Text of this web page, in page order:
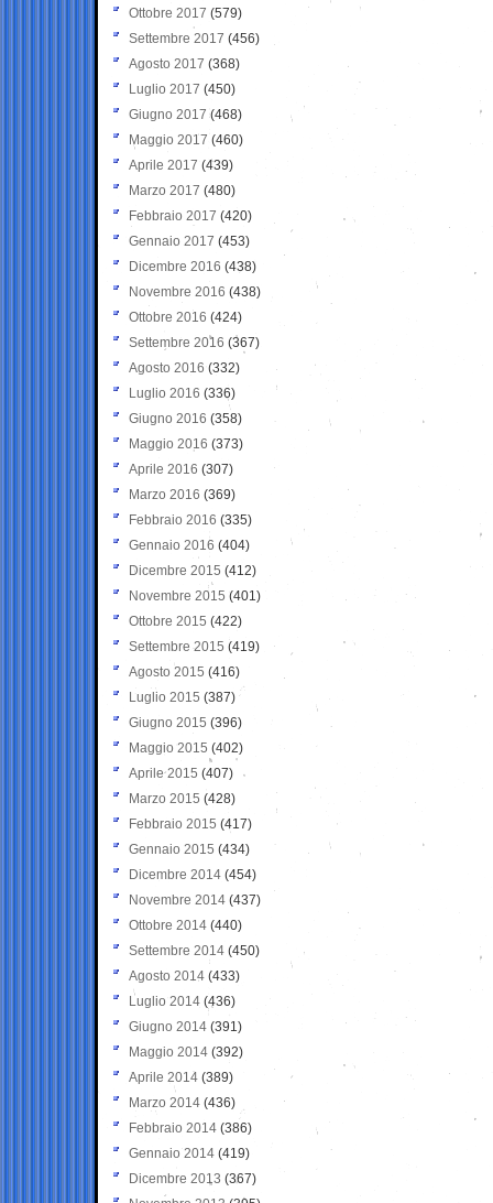
Ottobre 2017 (579)
Settembre 2017 (456)
Agosto 2017 (368)
Luglio 2017 (450)
Giugno 2017 (468)
Maggio 2017 (460)
Aprile 2017 (439)
Marzo 2017 (480)
Febbraio 2017 (420)
Gennaio 2017 (453)
Dicembre 2016 (438)
Novembre 2016 (438)
Ottobre 2016 (424)
Settembre 2016 (367)
Agosto 2016 (332)
Luglio 2016 (336)
Giugno 2016 (358)
Maggio 2016 (373)
Aprile 2016 (307)
Marzo 2016 (369)
Febbraio 2016 (335)
Gennaio 2016 (404)
Dicembre 2015 (412)
Novembre 2015 (401)
Ottobre 2015 (422)
Settembre 2015 (419)
Agosto 2015 (416)
Luglio 2015 (387)
Giugno 2015 (396)
Maggio 2015 (402)
Aprile 2015 (407)
Marzo 2015 (428)
Febbraio 2015 (417)
Gennaio 2015 (434)
Dicembre 2014 (454)
Novembre 2014 (437)
Ottobre 2014 (440)
Settembre 2014 (450)
Agosto 2014 (433)
Luglio 2014 (436)
Giugno 2014 (391)
Maggio 2014 (392)
Aprile 2014 (389)
Marzo 2014 (436)
Febbraio 2014 (386)
Gennaio 2014 (419)
Dicembre 2013 (367)